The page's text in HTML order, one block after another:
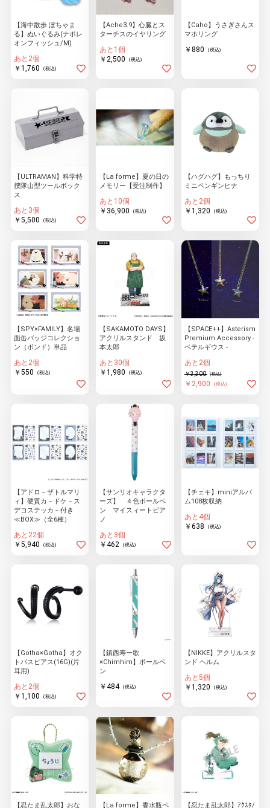
【海中散歩 ぽちゃま
る】ぬいぐるみ(ナポレ
オンフィッシュ/M)
あと2個
￥1,760
(税込)
【Ache3.9】心臓とス
ターチスのイヤリング
あと1個
￥2,500
(税込)
【Caho】うさぎさんス
マホリング
￥880 (税込)
【ULTRAMAN】科学特
捜隊山型ツールボック
ス
あと3個
￥5,500
(税込)
【La forme】夏の日の
メモリー【受注制作】
あと10個
￥36,900
(税込)
【ハグハグ】もっちり
ミニペンギンヒナ
あと2個
￥1,320
(税込)
【SPY×FAMILY】名場
面缶バッジコレクショ
ン（ボンド）単品
あと2個
￥550
(税込)
【SAKAMOTO DAYS】
アクリルスタンド 坂
本太郎
あと30個
￥1,980
(税込)
【SPACE++】Asterism
Premium Accessory -
ベテルギウス -
あと2個
￥3,300 (税込)
￥2,900 (税込)
【アドロ－ザトルマリ
ィ】硬質カ－ドケ－ス
デコステッカ－付き
≪BOX≫（全6種）
あと22個
￥5,940
(税込)
【サンリオキャラクタ
ーズ】 ４色ボールペ
ン マイスィートピア
ノ
あと3個
￥462
(税込)
【チェキ】miniアルバ
ム108枚収納
あと4個
￥638
(税込)
【Gotha×Gotha】オク
トパスピアス(16G)(片
耳用)
あと2個
￥1,100
(税込)
【鎮西寿ー歌
×Chimhim】ボールペ
ン
￥484 (税込)
【NIKKE】アクリルスタ
ンド ヘルム
あと5個
￥1,320
(税込)
【忍たま乱太郎】おな 【La forme】香水瓶ペ 【忍たま乱太郎】ｱｸｽﾀ/
イラストレ
ーター
アダルトグ
ッズ